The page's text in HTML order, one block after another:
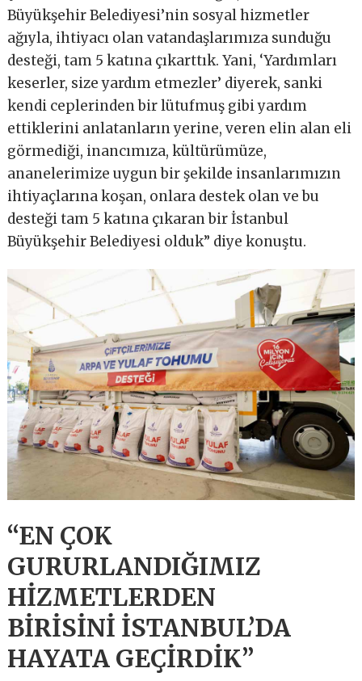
Büyükşehir Belediyesi’nin sosyal hizmetler
ağıyla, ihtiyacı olan vatandaşlarımıza sunduğu
desteği, tam 5 katına çıkarttık. Yani, ‘Yardımları
keserler, size yardım etmezler’ diyerek, sanki
kendi ceplerinden bir lütufmuş gibi yardım
ettiklerini anlatanların yerine, veren elin alan eli
görmediği, inancımıza, kültürümüze,
ananelerimize uygun bir şekilde insanlarımızın
ihtiyaçlarına koşan, onlara destek olan ve bu
desteği tam 5 katına çıkaran bir İstanbul
Büyükşehir Belediyesi olduk” diye konuştu.
“EN ÇOK
GURURLANDIĞIMIZ
HİZMETLERDEN
BİRİSİNİ İSTANBUL’DA
HAYATA GEÇİRDİK”